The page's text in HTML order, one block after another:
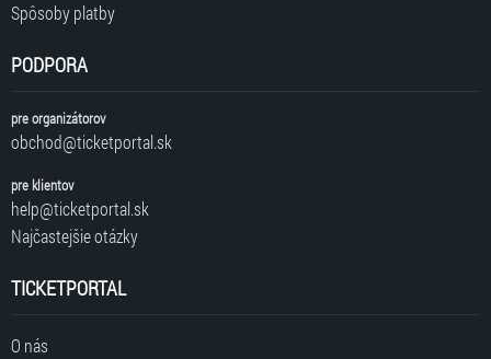
Spôsoby platby
PODPORA
pre organizátorov
obchod@ticketportal.sk
pre klientov
help@ticketportal.sk
Najčastejšie otázky
TICKETPORTAL
O nás